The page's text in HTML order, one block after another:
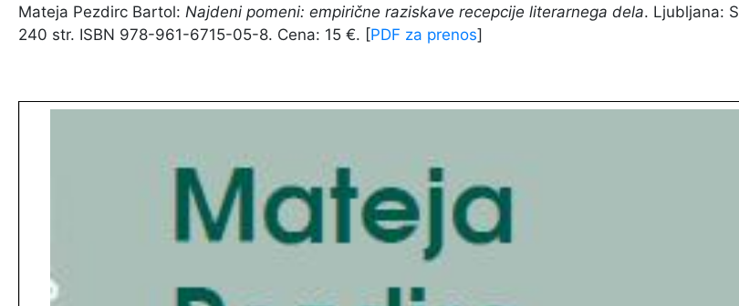
Mateja Pezdirc Bartol: Najdeni pomeni: empirične raziskave recepcije literarnega dela. Ljubljana:
240 str. ISBN 978-961-6715-05-8. Cena: 15 €. [PDF za prenos]